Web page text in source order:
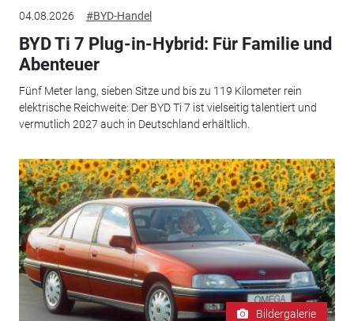
04.08.2026 #BYD-Handel
BYD Ti 7 Plug-in-Hybrid: Für Familie und
Abenteuer
Fünf Meter lang, sieben Sitze und bis zu 119 Kilometer rein
elektrische Reichweite: Der BYD Ti 7 ist vielseitig talentiert und
vermutlich 2027 auch in Deutschland erhältlich.
Bildergalerie